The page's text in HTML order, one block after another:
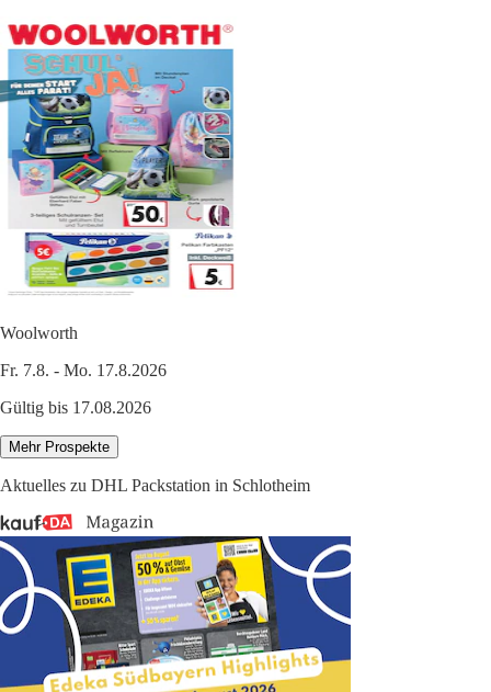
Woolworth
Fr. 7.8. - Mo. 17.8.2026
Gültig bis 17.08.2026
Mehr Prospekte
Aktuelles zu DHL Packstation in Schlotheim